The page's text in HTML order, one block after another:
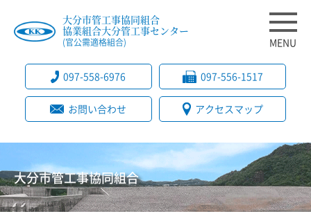
大分市管工事協同組合
協業組合大分管工事センター
(官公需適格組合) MENU
097-558-6976 097-556-1517
お問い合わせ アクセスマップ
大分市管工事協同組合